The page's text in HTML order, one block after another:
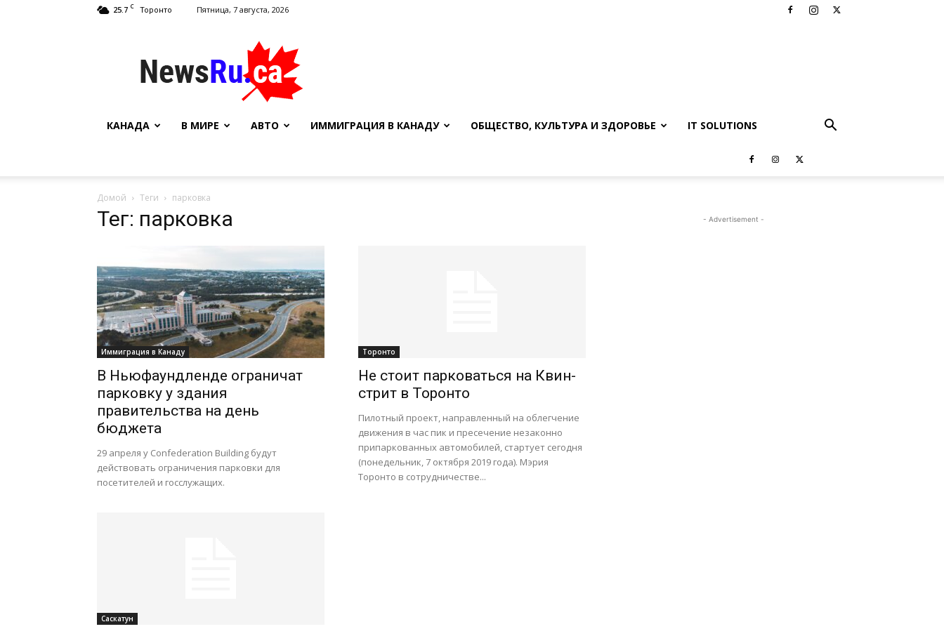
25.7 C Торонто Пятница, 7 августа, 2026
NewsRu.Ca
КАНАДА В МИРЕ АВТО ИММИГРАЦИЯ В КАНАДУ ОБЩЕСТВО, КУЛЬТУРА И ЗДОРОВЬЕ IT SOLUTIONS
Домой Теги парковка
Тег: парковка
Иммиграция в Канаду
В Ньюфаундленде ограничат
парковку у здания
правительства на день
бюджета
29 апреля у Confederation Building будут
действовать ограничения парковки для
посетителей и госслужащих.
Торонто
Не стоит парковаться на Квин-
стрит в Торонто
Пилотный проект, направленный на облегчение
движения в час пик и пресечение незаконно
припаркованных автомобилей, стартует сегодня
(понедельник, 7 октября 2019 года). Мэрия
Торонто в сотрудничестве...
Саскатун
- Advertisement -